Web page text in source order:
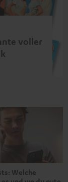
braucht.
voller
Rock und
Zum 70.
Filmheft zur
Als die […]
Welche